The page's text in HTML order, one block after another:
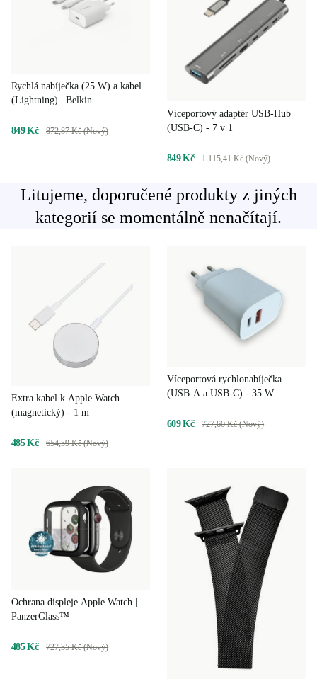
Rychlá nabíječka (25 W) a kabel
(Lightning) | Belkin
849 Kč 872,87 Kč (Nový)
Víceportový adaptér USB-Hub
(USB-C) - 7 v 1
849 Kč 1 115,41 Kč (Nový)
Litujeme, doporučené produkty z jiných
kategorií se momentálně nenačítají.
Extra kabel k Apple Watch
(magnetický) - 1 m
485 Kč 654,59 Kč (Nový)
Víceportová rychlonabíječka
(USB-A a USB-C) - 35 W
609 Kč 727,60 Kč (Nový)
Ochrana displeje Apple Watch |
PanzerGlass™
485 Kč 727,35 Kč (Nový)